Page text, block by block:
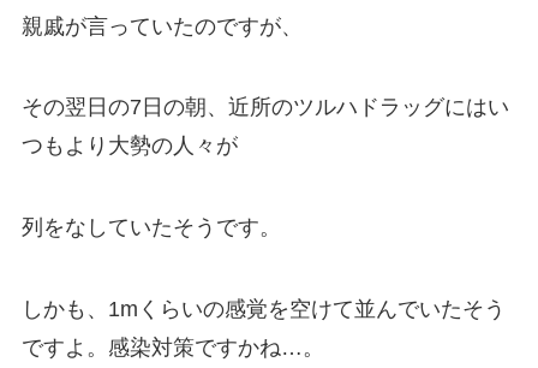
親戚が言っていたのですが、
その翌日の7日の朝、近所のツルハドラッグにはい
つもより大勢の人々が
列をなしていたそうです。
しかも、1mくらいの感覚を空けて並んでいたそう
ですよ。感染対策ですかね…。